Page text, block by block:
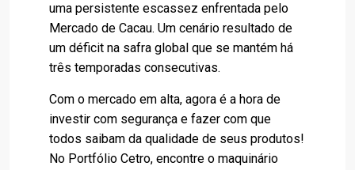
uma persistente escassez enfrentada pelo
Mercado de Cacau. Um cenário resultado de
um déficit na safra global que se mantém há
três temporadas consecutivas.
Com o mercado em alta, agora é a hora de
investir com segurança e fazer com que
todos saibam da qualidade de seus produtos!
No Portfólio Cetro, encontre o maquinário